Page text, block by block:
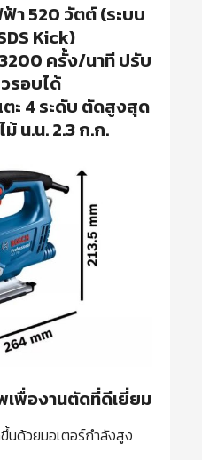
า 520 วัตต์ (ระบบ
Kick)
ครั้ง/นาที ปรับ
รอบได้
ะ 4 ระดับ ตัดสูงสุด
ม้ น.น. 2.3 ก.ก.
เพื่องานตัดที่ดีเยี่ยม
นด้วยมอเตอร์กำลังสูง